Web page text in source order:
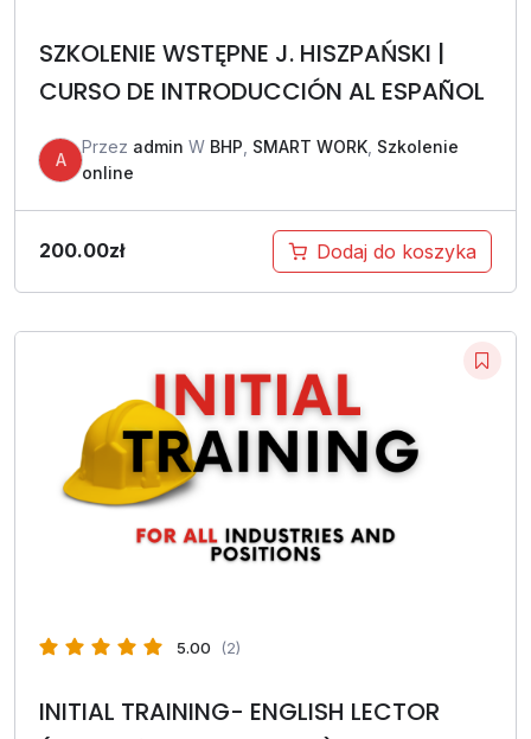
SZKOLENIE WSTĘPNE J. HISZPAŃSKI |
CURSO DE INTRODUCCIÓN AL ESPAÑOL
A
Przez admin W BHP SMART WORK Szkolenie
online
200.00zł Dodaj do koszyka
5.00 (2)
INITIAL TRAINING- ENGLISH LECTOR